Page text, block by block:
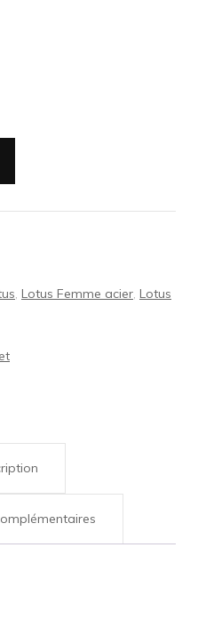
, Lotus Femme acier, Lotus